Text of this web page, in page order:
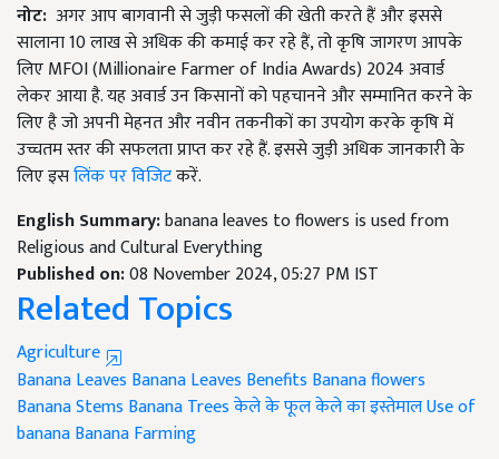
नोट: अगर आप बागवानी से जुड़ी फसलों की खेती करते हैं और इससे
सालाना 10 लाख से अधिक की कमाई कर रहे हैं, तो कृषि जागरण आपके
लिए MFOI (Millionaire Farmer of India Awards) 2024 अवार्ड
लेकर आया है. यह अवार्ड उन किसानों को पहचानने और सम्मानित करने के
लिए है जो अपनी मेहनत और नवीन तकनीकों का उपयोग करके कृषि में
उच्चतम स्तर की सफलता प्राप्त कर रहे हैं. इससे जुड़ी अधिक जानकारी के
लिए इसलिंक पर विजिटकरें.
English Summary:banana leaves to flowers is used from
Religious and Cultural Everything
Published on:08 November 2024, 05:27 PM IST
Related Topics
Agriculture
Banana Leaves Banana Leaves Benefits Banana flowers
Banana Stems Banana Treesकेले के फूलकेले का इस्तेमालUse of
bananaBanana Farming